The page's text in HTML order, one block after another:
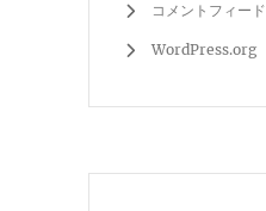
コメントフィード
WordPress.org